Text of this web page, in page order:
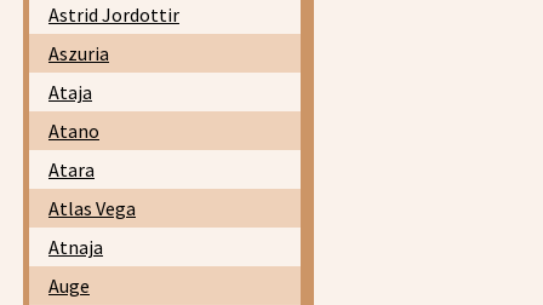
Astrid Jordottir
Aszuria
Ataja
Atano
Atara
Atlas Vega
Atnaja
Auge